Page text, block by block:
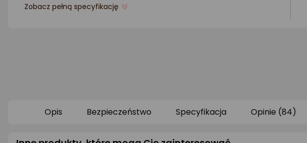
Zobacz pełną specyfikację
Opis Bezpieczeństwo Specyfikacja Opinie (84)